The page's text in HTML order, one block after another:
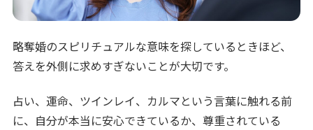
略奪婚のスピリチュアルな意味を探しているときほど、
答えを外側に求めすぎないことが大切です。
占い、運命、ツインレイ、カルマという言葉に触れる前
に、自分が本当に安心できているか、尊重されている